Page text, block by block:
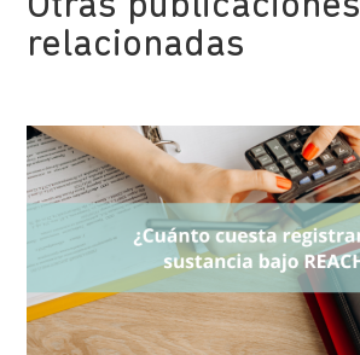
relacionadas